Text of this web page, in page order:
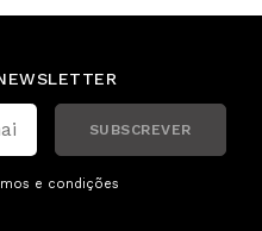
SUBSCREVER
e condições